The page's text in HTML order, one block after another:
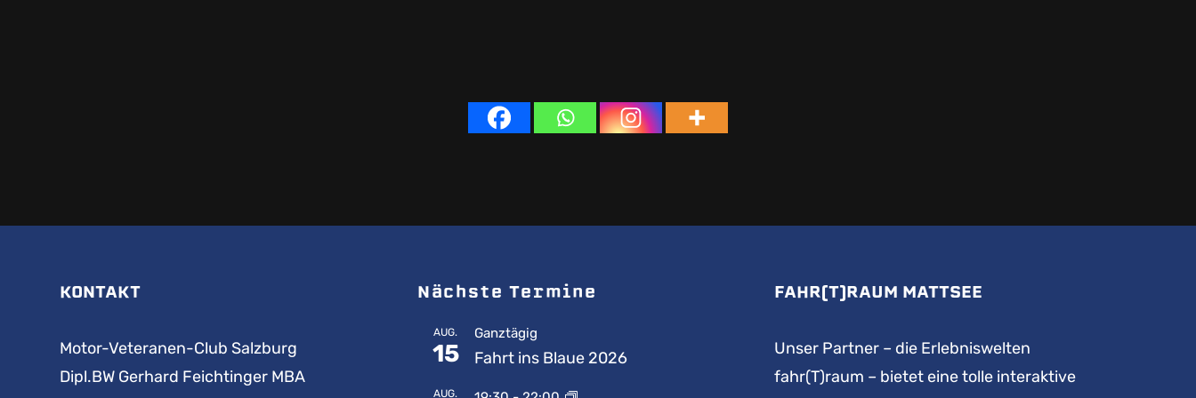
KONTAKT
Motor-Veteranen-Club Salzburg
Dipl.BW Gerhard Feichtinger MBA
Nächste Termine
AUG.
15
Ganztägig
Fahrt ins Blaue 2026
AUG.
FAHR(T)RAUM MATTSEE
Unser Partner – die Erlebniswelten
fahr(T)raum – bietet eine tolle interaktive